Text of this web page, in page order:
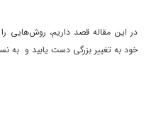
در این مقاله قصد داریم، روش‌هایی
خود به تغییر بزرگی دست یابید و به